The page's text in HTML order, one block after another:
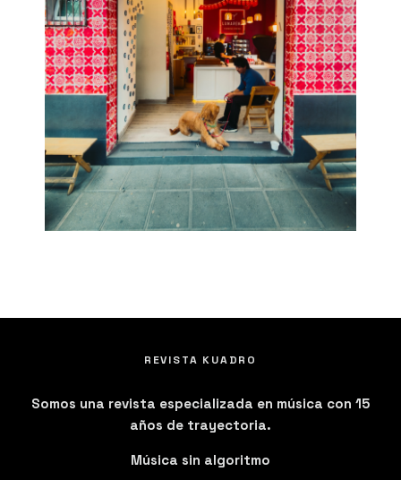
REVISTA KUADRO
Somos una revista especializada en música con 15
años de trayectoria.
Música sin algoritmo